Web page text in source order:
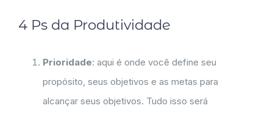
4 Ps da Produtividade
Prioridade: aqui é onde você define seu
propósito, seus objetivos e as metas para
alcançar seus objetivos. Tudo isso será